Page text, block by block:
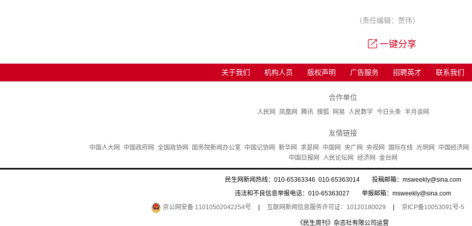
（责任编辑：贾伟）
一键分享
关于我们 机构人员 版权声明 广告服务 招聘英才 联系我们
合作单位
人民网 凤凰网 腾讯 搜狐 网易 人民数字 今日头条 半月谈网
友情链接
中国人大网 中国政府网 全国政协网 国务院新闻办公室 中国记协网 新华网 求是网 中国网 央广网 央视网 国际在线 光明网 中国经济网
中国日报网
人民论坛网 经济网 金台网
民生网新闻热线：010-65363346 010-65363014 投稿邮箱：msweekly@sina.com
违法和不良信息举报电话：010-65363027 举报邮箱：msweekly@sina.com
京公网安备 11010502042254号
互联网新闻信息服务许可证：10120180029 京ICP备10053091号-5
《民生周刊》杂志社有限公司运营